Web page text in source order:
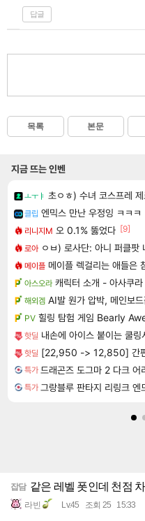
답글
목록 본문
지금 뜨는 인벤
ㅗㅜㅑ 초ㅇㅎ) 수녀 코스프레
클립 엔믹스 만난 우정잉 ㅋㅋㅋ
리니지M 오 0.1% 뚫었다 [9]
로아 ㅇㅂ) 로사단: 아니 퍼클팟
메이플 메이플 렉걸리는 애들은
아스오라 캐릭터 소개 - 아사쿠라
해외겜 AI발 원가 압박, 메인보
PV 힐링 탐험 게임 Bearly
핫딜 내손에 아이스 붙이는 쿨
핫딜 [22,950 -> 12,850] 간
특가
특가
잡담 같은 레벨 폿인데 천점
라빈 Lv.45 조회 25 15:33